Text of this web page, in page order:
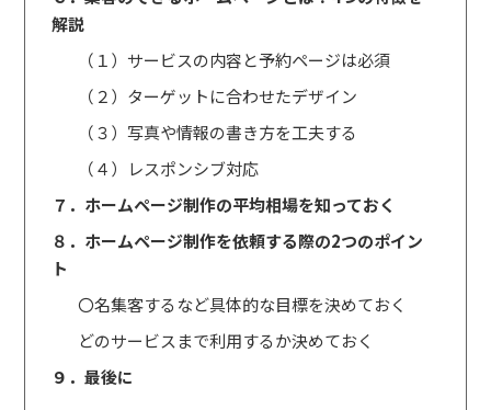
解説
（１）サービスの内容と予約ページは必須
（２）ターゲットに合わせたデザイン
（３）写真や情報の書き方を工夫する
（４）レスポンシブ対応
７．ホームページ制作の平均相場を知っておく
８．ホームページ制作を依頼する際の2つのポイン
ト
〇名集客するなど具体的な目標を決めておく
どのサービスまで利用するか決めておく
９．最後に